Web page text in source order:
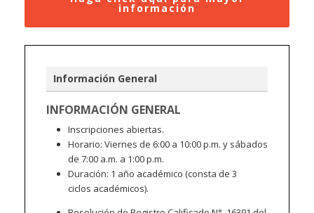
información
Información General
INFORMACIÓN GENERAL
Inscripciones abiertas.
Horario: Viernes de 6:00 a 10:00 p.m. y sábados
de 7:00 a.m. a 1:00 p.m.
Duración: 1 año académico (consta de 3
ciclos académicos).